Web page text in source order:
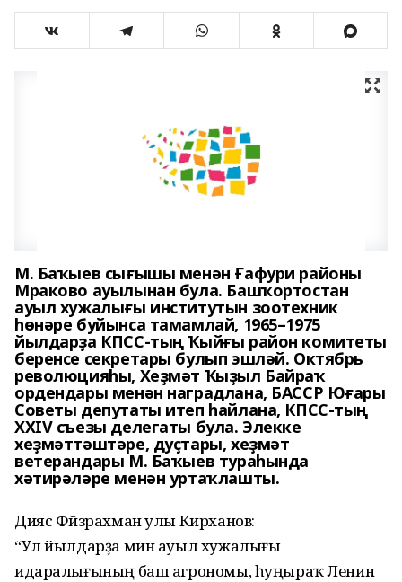
М. Баҡыев сығышы менән Ғафури районы
Мраково ауылынан була. Башҡортостан
ауыл хужалығы институтын зоотехник
һөнәре буйынса тамамлай, 1965–1975
йылдарҙа КПСС-тың Ҡыйғы район комитеты
беренсе секретары булып эшләй. Октябрь
революцияһы, Хеҙмәт Ҡыҙыл Байраҡ
ордендары менән наградлана, БАССР Юғары
Советы депутаты итеп һайлана, КПСС-тың
ХХIV съезы делегаты була. Элекке
хеҙмәттәштәре, дуҫтары, хеҙмәт
ветерандары М. Баҡыев тураһында
хәтирәләре менән уртаҡлашты.
Дияс Фәйзрахман улы Кирханов:
“Ул йылдарҙа мин ауыл хужалығы
идаралығының баш агрономы, һуңыраҡ Ленин